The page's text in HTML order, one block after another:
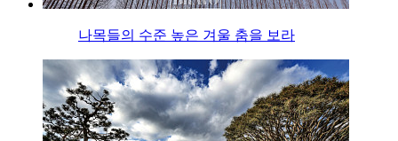
나목들의 수준 높은 겨울 춤을 보라